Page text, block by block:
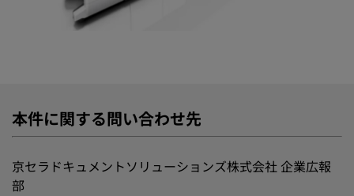
本件に関する問い合わせ先
京セラドキュメントソリューションズ株式会社 企業広報
部